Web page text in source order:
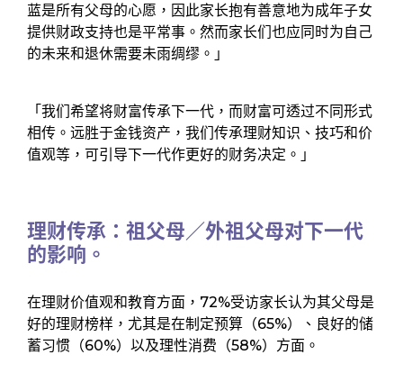
蓝是所有父母的心愿，因此家长抱有善意地为成年子女
提供财政支持也是平常事。然而家长们也应同时为自己
的未来和退休需要未雨绸缪。」
「我们希望将财富传承下一代，而财富可透过不同形式
相传。远胜于金钱资产，我们传承理财知识、技巧和价
值观等，可引导下一代作更好的财务决定。」
理财传承：祖父母／外祖父母对下一代
的影响。
在理财价值观和教育方面，72%受访家长认为其父母是
好的理财榜样，尤其是在制定预算（65%）、良好的储
蓄习惯（60%）以及理性消费（58%）方面。